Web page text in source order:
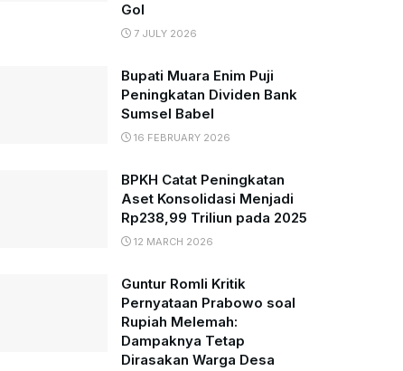
Gol
7 JULY 2026
Bupati Muara Enim Puji
Peningkatan Dividen Bank
Sumsel Babel
16 FEBRUARY 2026
BPKH Catat Peningkatan
Aset Konsolidasi Menjadi
Rp238,99 Triliun pada 2025
12 MARCH 2026
Guntur Romli Kritik
Pernyataan Prabowo soal
Rupiah Melemah:
Dampaknya Tetap
Dirasakan Warga Desa